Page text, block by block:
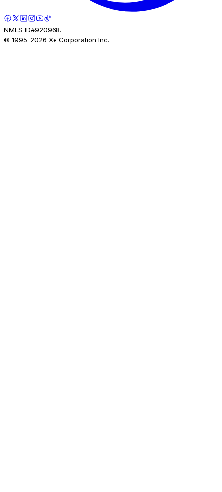
NMLS ID#920968.
© 1995-2026 Xe Corporation Inc.